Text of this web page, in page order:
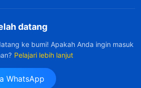
tidak boleh selalu
dan desakan dari Yang di
dan pekerja selalu negatif
melakukan pekerjaan
layak melayani sebagai
datang
ke bumi! Apakah Anda ingin masuk
Pelajari lebih lanjut
WhatsApp